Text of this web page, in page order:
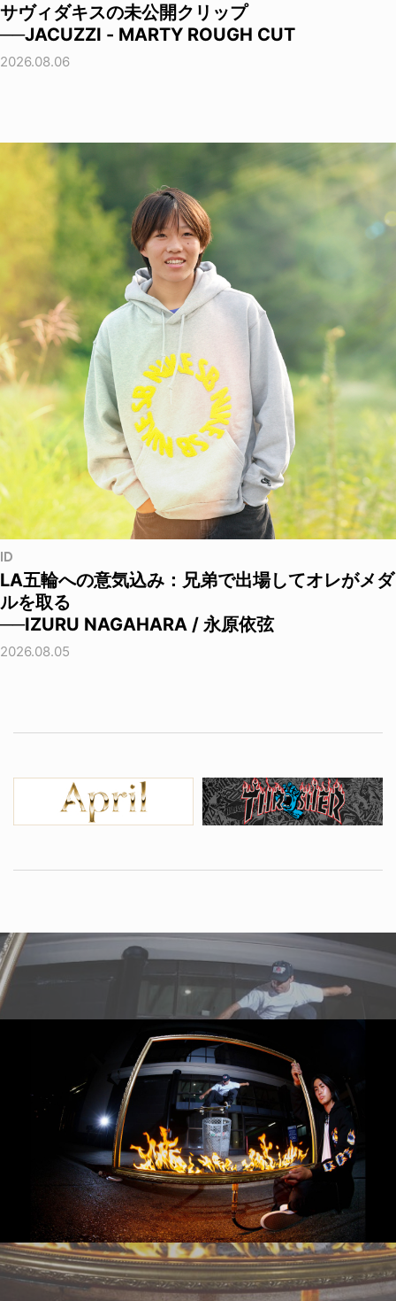
サヴィダキスの未公開クリップ
──JACUZZI - MARTY ROUGH CUT
2026.08.06
ID
LA五輪への意気込み：兄弟で出場してオレがメダ
ルを取る
──IZURU NAGAHARA / 永原依弦
2026.08.05